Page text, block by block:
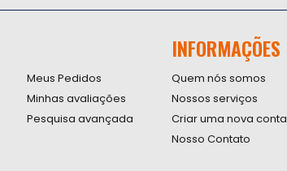
nossa
Newsletter:
Meus Pedidos
Minhas avaliações
Pesquisa avançada
INFORMAÇÕES
Quem nós somos
Nossos serviços
Criar uma nova conta
Nosso Contato